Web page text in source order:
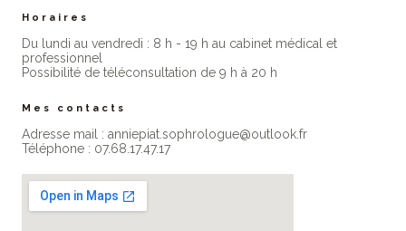
Horaires
Du lundi au vendredi : 8 h - 19 h au cabinet médical et
professionne​l
Possibilité de téléconsultation de 9 h à 20 h
Mes contacts
Adresse mail : anniepiat.sophrologue@outlook.fr
Téléphone : 07.68.17.47.17